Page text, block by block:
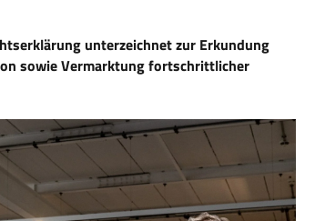
unterzeichnet zur Erkundung
sowie Vermarktung fortschrittlicher